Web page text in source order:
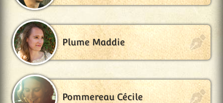
Plume Maddie
Pommereau Cécile